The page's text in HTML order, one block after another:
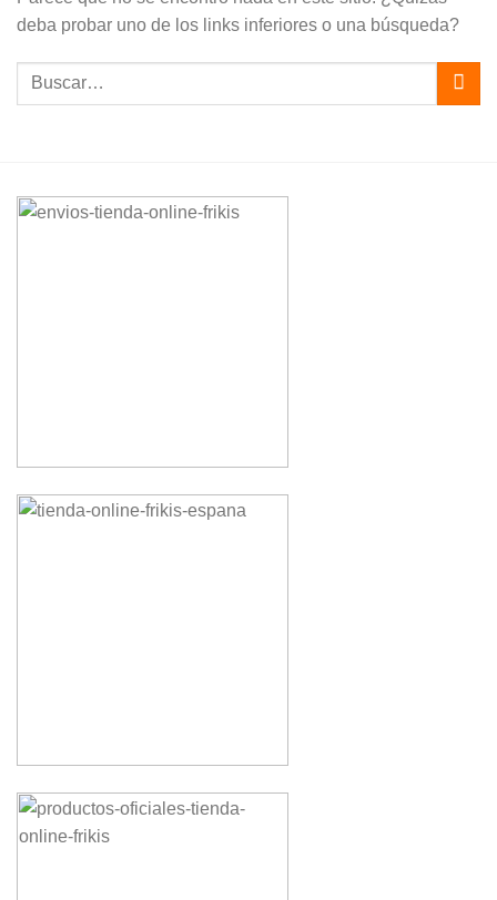
deba probar uno de los links inferiores o una búsqueda?